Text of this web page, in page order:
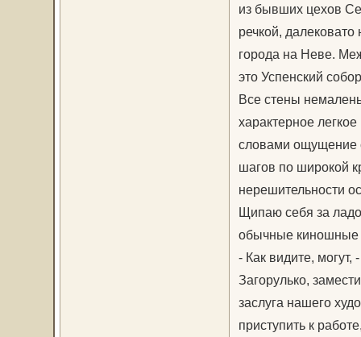
из бывших цехов
речкой,
города на Неве.
это Успенский
Все стены
характерное
словами ощущение
шагов по широкой
нерешительности
Щипаю себя за
обычные киношные
- Как видите,
Загорулько,
заслуга нашего
приступить к